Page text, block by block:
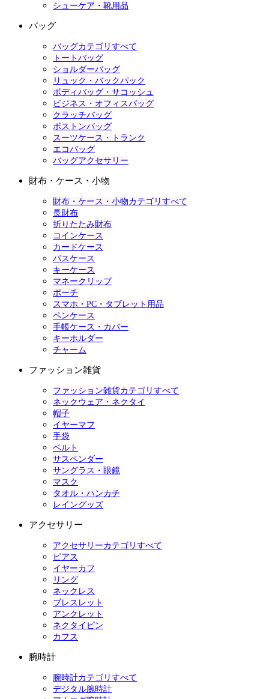
シューケア・靴用品
バッグ
バッグカテゴリすべて
トートバッグ
ショルダーバッグ
リュック・バックパック
ボディバッグ・サコッシュ
ビジネス・オフィスバッグ
クラッチバッグ
ボストンバッグ
スーツケース・トランク
エコバッグ
バッグアクセサリー
財布・ケース・小物
財布・ケース・小物カテゴリすべて
長財布
折りたたみ財布
コインケース
カードケース
パスケース
キーケース
マネークリップ
ポーチ
スマホ・PC・タブレット用品
ペンケース
手帳ケース・カバー
キーホルダー
チャーム
ファッション雑貨
ファッション雑貨カテゴリすべて
ネックウェア・ネクタイ
帽子
イヤーマフ
手袋
ベルト
サスペンダー
サングラス・眼鏡
マスク
タオル・ハンカチ
レイングッズ
アクセサリー
アクセサリーカテゴリすべて
ピアス
イヤーカフ
リング
ネックレス
ブレスレット
アンクレット
ネクタイピン
カフス
腕時計
腕時計カテゴリすべて
デジタル腕時計